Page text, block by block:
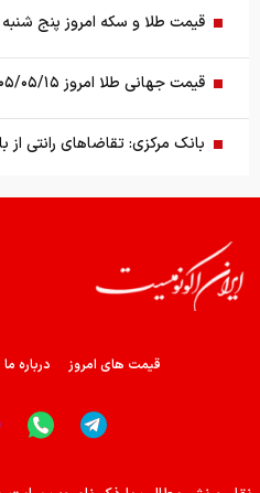
قیمت طلا و سکه امروز پنج شنبه ۱۵ مرداد ۱۴۰۵
قیمت جهانی طلا امروز ۱۴۰۵/۰۵/۱۵
بانک مرکزی: تقاضا‌های رانتی از
کالابرگ سه دهک مشمول شارژ
هشدار تخلیه برای ساکنان شهرک
تمام قدرت علیه حزب الله اقدام
راهنمای جامع انتخاب و خرید مانتو
قیمت های امروز درباره ما